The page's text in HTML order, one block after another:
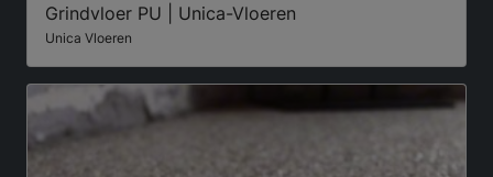
Grindvloer PU | Unica-Vloeren
Unica Vloeren